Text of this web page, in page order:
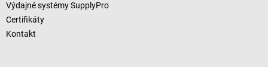
Výdajné systémy SupplyPro
Certifikáty
Kontakt